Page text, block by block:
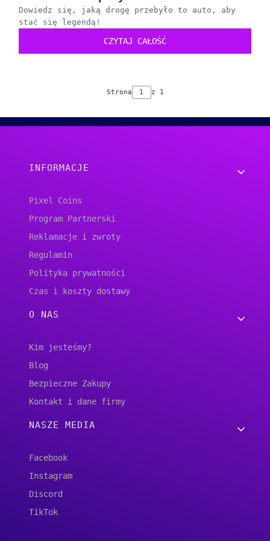
Dowiedz się, jaką drogę przebyło to auto, aby
stać się legendą!
CZYTAJ CAŁOŚĆ
Strona z 1
Linki w stopce
INFORMACJE
Pixel Coins
Program Partnerski
Reklamacje i zwroty
Regulamin
Polityka prywatności
Czas i koszty dostawy
O NAS
Kim jesteśmy?
Blog
Bezpieczne Zakupy
Kontakt i dane firmy
NASZE MEDIA
Facebook
Instagram
Discord
TikTok